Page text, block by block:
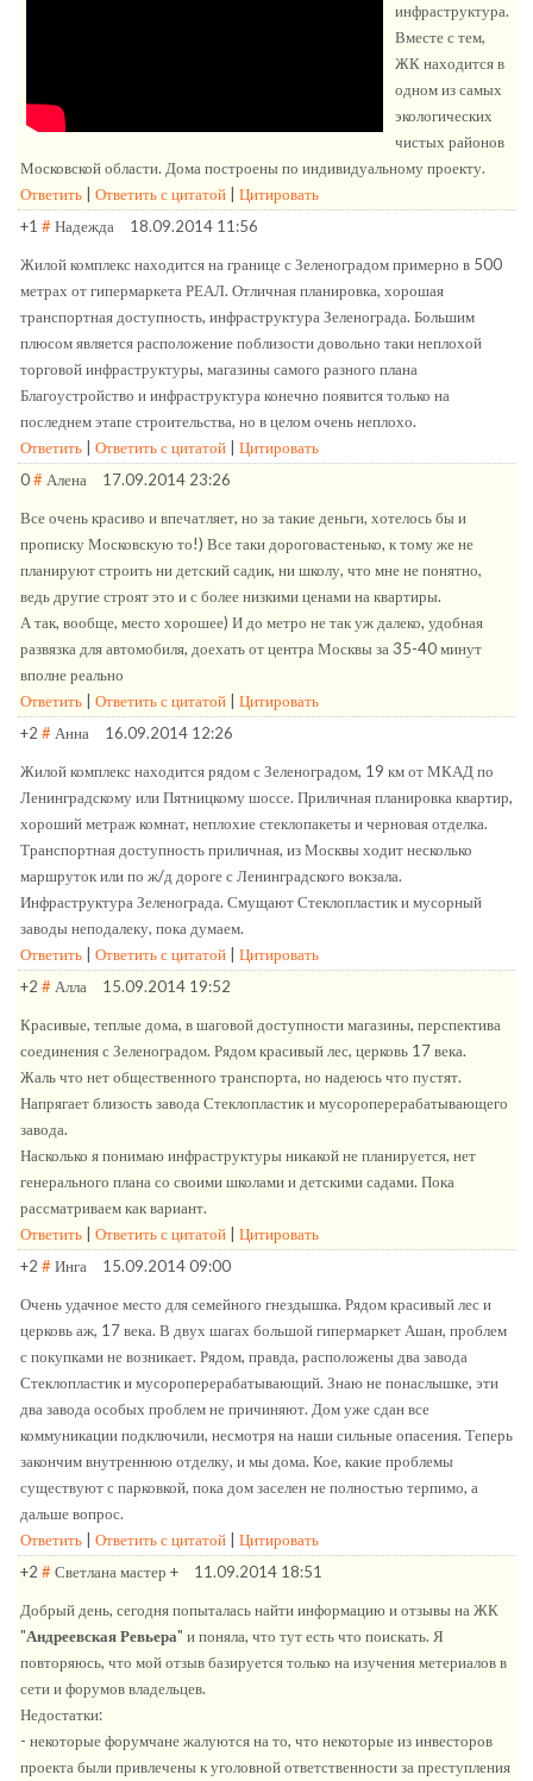
инфраструктура.
Вместе с тем,
ЖК находится в
одном из самых
экологических
чистых районов
Московской области. Дома построены по индивидуальному проекту.
Ответить
Ответить с цитатой
Цитировать
+1 # Надежда
18.09.2014 11:56
Жилой комплекс находится на границе с Зеленоградом примерно в 500
метрах от гипермаркета РЕАЛ. Отличная планировка, хорошая
транспортная доступность, инфраструктура Зеленограда. Большим
плюсом является расположение поблизости довольно таки неплохой
торговой инфраструктуры, магазины самого разного плана
Благоустройство и инфраструктура конечно появится только на
последнем этапе строительства, но в целом очень неплохо.
Ответить
Ответить с цитатой
Цитировать
0# Алена
17.09.2014 23:26
Все очень красиво и впечатляет, но за такие деньги, хотелось бы и
прописку Московскую то!) Все таки дороговастенько, к тому же не
планируют строить ни детский садик, ни школу, что мне не понятно,
ведь другие строят это и с более низкими ценами на квартиры.
А так, вообще, место хорошее) И до метро не так уж далеко, удобная
развязка для автомобиля, доехать от центра Москвы за 35-40 минут
вполне реально
Ответить
Ответить с цитатой
Цитировать
+2 # Анна
16.09.2014 12:26
Жилой комплекс находится рядом с Зеленоградом, 19 км от МКАД по
Ленинградскому или Пятницкому шоссе. Приличная планировка квартир,
хороший метраж комнат, неплохие стеклопакеты и черновая отделка.
Транспортная доступность приличная, из Москвы ходит несколько
маршруток или по ж/д дороге с Ленинградского вокзала.
Инфраструктура Зеленограда. Смущают Стеклопластик и мусорный
заводы неподалеку, пока думаем.
Ответить
Ответить с цитатой
Цитировать
+2 # Алла
15.09.2014 19:52
Красивые, теплые дома, в шаговой доступности магазины, перспектива
соединения с Зеленоградом. Рядом красивый лес, церковь 17 века.
Жаль что нет общественного транспорта, но надеюсь что пустят.
Напрягает близость завода Стеклопластик и мусороперерабатывающего
завода.
Насколько я понимаю инфраструктуры никакой не планируется, нет
генерального плана со своими школами и детскими садами. Пока
рассматриваем как вариант.
Ответить
Ответить с цитатой
Цитировать
+2 # Инга
15.09.2014 09:00
Очень удачное место для семейного гнездышка. Рядом красивый лес и
церковь аж, 17 века. В двух шагах большой гипермаркет Ашан, проблем
с покупками не возникает. Рядом, правда, расположены два завода
Стеклопластик и мусороперерабатывающий. Знаю не понаслышке, эти
два завода особых проблем не причиняют. Дом уже сдан все
коммуникации подключили, несмотря на наши сильные опасения. Теперь
закончим внутреннюю отделку, и мы дома. Кое, какие проблемы
существуют с парковкой, пока дом заселен не полностью терпимо, а
дальше вопрос.
Ответить
Ответить с цитатой
Цитировать
+2 # Светлана мастер +
11.09.2014 18:51
Добрый день, сегодня попыталась найти информацию и отзывы на ЖК
"Андреевская Ревьера" и поняла, что тут есть что поискать. Я
повторяюсь, что мой отзыв базируется только на изучения метериалов в
сети и форумов владельцев.
Недостатки:
- некоторые форумчане жалуются на то, что некоторые из инвесторов
проекта были привлечены к уголовной ответственности за преступления